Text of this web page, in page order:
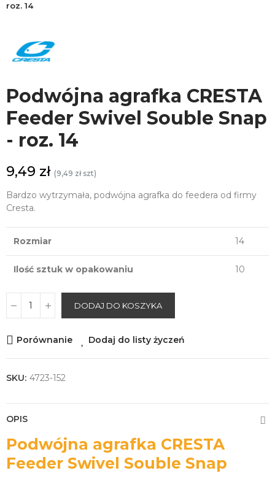
roz. 14
Podwójna agrafka CRESTA
Feeder Swivel Souble Snap
- roz. 14
9,49 zł (9,49 zł szt)
Bardzo wytrzymała, podwójna agrafka do feedera od firmy
Cresta.
Rozmiar 14
Ilość sztuk w opakowaniu 10
DODAJ DO KOSZYKA
Porównanie Dodaj do listy życzeń
SKU: 4723-152
OPIS
Podwójna agrafka CRESTA
Feeder Swivel Souble Snap